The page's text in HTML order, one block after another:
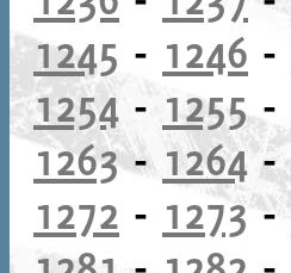
1245 - 1246 -
1254 - 1255-
1263- 1264-
1272 - 1273-